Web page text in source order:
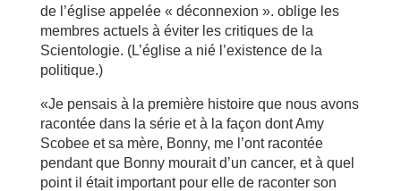
de l’église appelée « déconnexion ». oblige les
membres actuels à éviter les critiques de la
Scientologie. (L’église a nié l’existence de la
politique.)
«Je pensais à la première histoire que nous avons
racontée dans la série et à la façon dont Amy
Scobee et sa mère, Bonny, me l’ont racontée
pendant que Bonny mourait d’un cancer, et à quel
point il était important pour elle de raconter son